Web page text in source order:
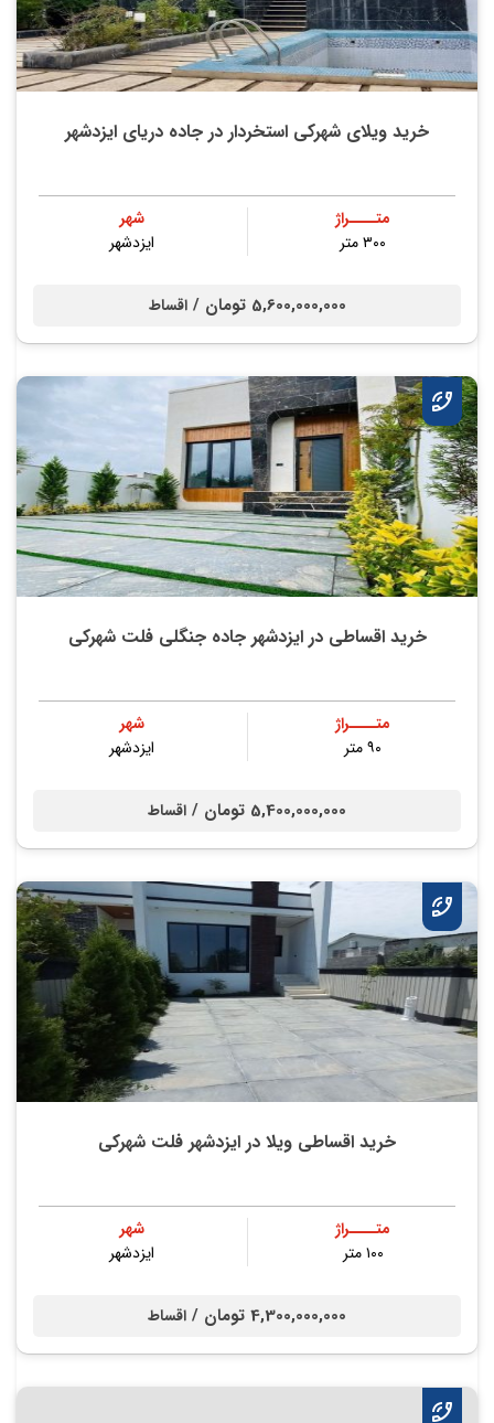
خرید ویلای شهرکی استخردار در جاده دریای ایزدشهر
متــــراژ
۳۰۰ متر
شهر
ایزدشهر
5,600,000,000 تومان / اقساط
خرید اقساطی در ایزدشهر جاده جنگلی فلت شهرکی
متــــراژ
۹۰ متر
شهر
ایزدشهر
5,400,000,000 تومان / اقساط
خرید اقساطی ویلا در ایزدشهر فلت شهرکی
متــــراژ
۱۰۰ متر
شهر
ایزدشهر
4,300,000,000 تومان / اقساط